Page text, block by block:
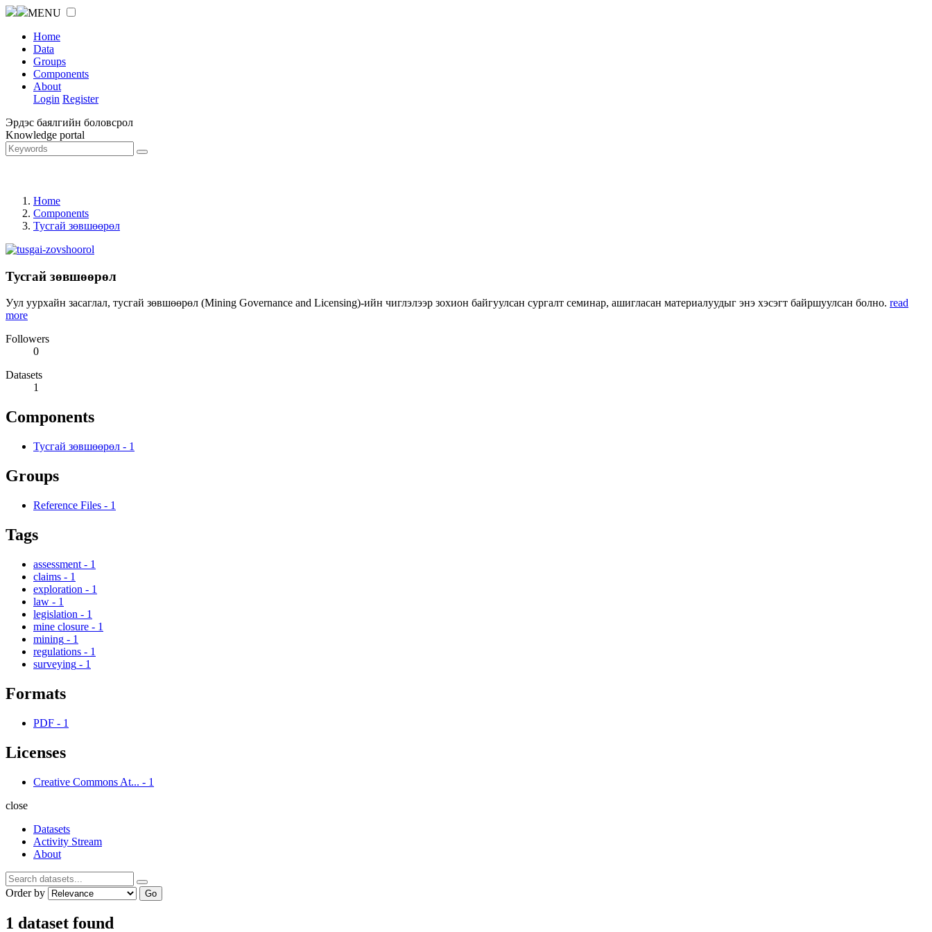
MENU
Home
Data
Groups
Components
About
Login Register
Эрдэс баялгийн боловсрол
Knowledge portal
Home
Components
Тусгай зөвшөөрөл
Тусгай зөвшөөрөл
Уул уурхайн засаглал, тусгай зөвшөөрөл (Mining Governance and Licensing)-ийн чиглэлээр зохион байгуулсан сургалт семинар, ашигласан материалуудыг энэ хэсэгт байршуулсан болно. read
more
Followers
0
Datasets
1
Components
Тусгай зөвшөөрөл - 1
Groups
Reference Files - 1
Tags
assessment - 1
claims - 1
exploration - 1
law - 1
legislation - 1
mine closure - 1
mining - 1
regulations - 1
surveying - 1
Formats
PDF - 1
Licenses
Creative Commons At... - 1
close
Datasets
Activity Stream
About
Order by Go
1 dataset found